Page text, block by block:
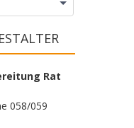
Rat
058/059